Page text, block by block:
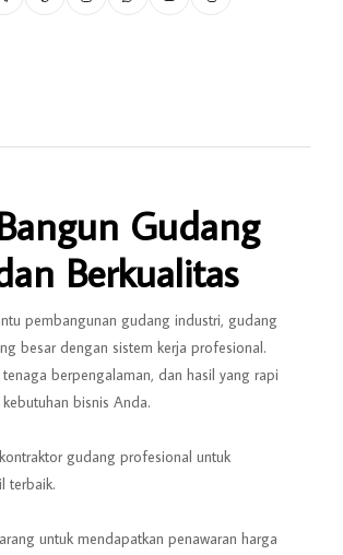
Gudang
Berkualitas
pembangunan gudang industri, gudang
besar dengan sistem kerja profesional.
berpengalaman, dan hasil yang rapi
bisnis Anda.
gudang profesional untuk
terbaik.
untuk mendapatkan penawaran harga